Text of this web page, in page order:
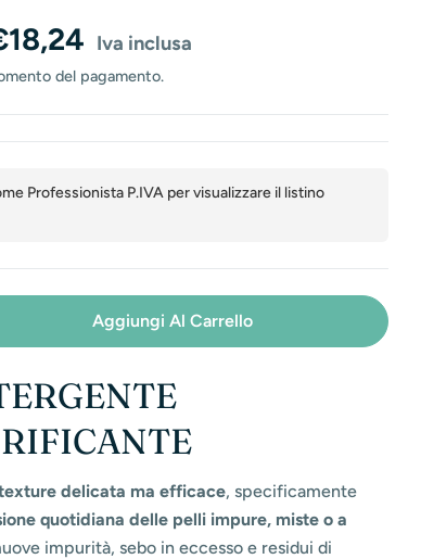
Iva inclusa
del pagamento.
Professionista P.IVA per visualizzare il listino
Per Pure Skin - Latte Detergente
La Quantità Per Pure Skin - Latte
Aggiungi Al Carrello
delicata ma efficace, specificamente
quotidiana delle pelli impure, miste o a
impurità, sebo in eccesso e residui di